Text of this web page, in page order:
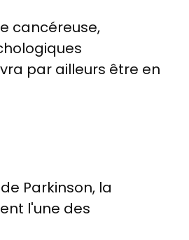
cancéreuse,
par ailleurs être en
Parkinson, la
l'une des